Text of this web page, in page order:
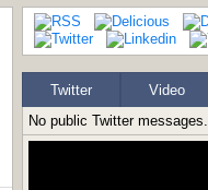
Twitter Video
No public Twitter messages.